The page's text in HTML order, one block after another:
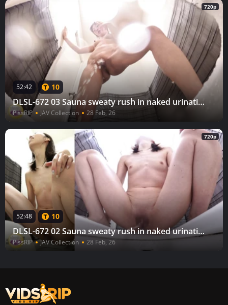
720p
52:42 10
DLSL-672 03 Sauna sweaty rush in naked urination 4
PissRIP JAV Collection 28 Feb, 26
720p
52:48 10
DLSL-672 02 Sauna sweaty rush in naked urination 4
PissRIP JAV Collection 28 Feb, 26